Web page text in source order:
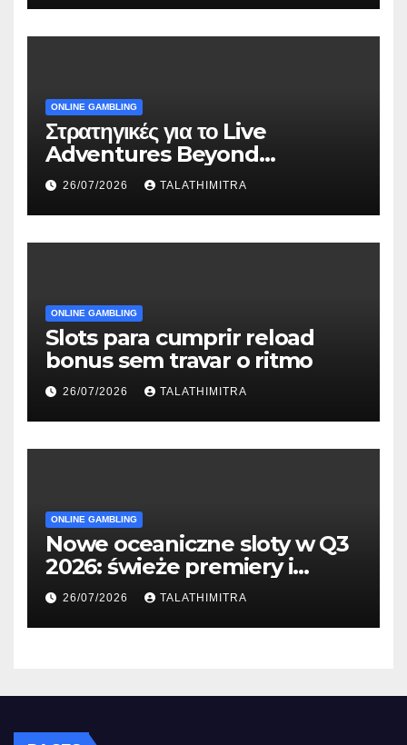
ONLINE GAMBLING
Στρατηγικές για το Live
Adventures Beyond
Wonderland που Στέκουν
26/07/2026 TALATHIMITRA
ONLINE GAMBLING
Slots para cumprir reload
bonus sem travar o ritmo
26/07/2026 TALATHIMITRA
ONLINE GAMBLING
Nowe oceaniczne sloty w Q3
2026: świeże premiery i
studia
26/07/2026 TALATHIMITRA